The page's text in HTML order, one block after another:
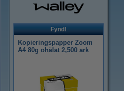
Fynd!
Kopieringspapper Zoom
A4 80g ohålat 2,500 ark